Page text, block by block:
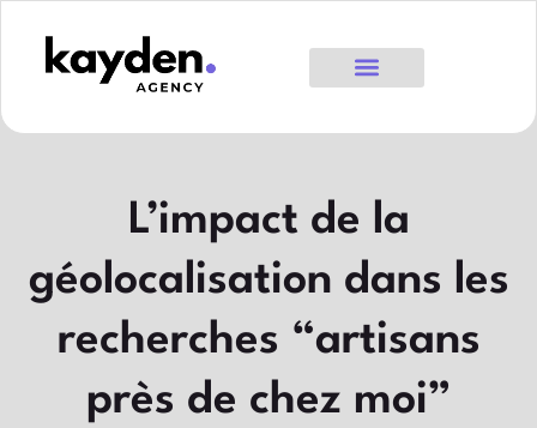
L’impact de la
géolocalisation dans les
recherches “artisans
près de chez moi”